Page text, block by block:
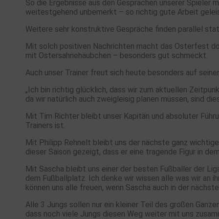
So die Ergebnisse aus den Gesprächen unserer
weitestgehend unbemerkt – so richtig gute Arbeit
Weitere sehr konstruktive Gespräche finden parallel
Mit solch positiven Nachrichten macht das Osterfest
mit Ostersahnehäubchen – besonders gut schmeckt.
Auch unser Trainer freut sich heute besonders auf
„Ich bin richtig glücklich, dass wir zum aktuellen
da wir natürlich auch zweigleisig planen müssen, sind
Mit Tim Richter bleibt unser Kapitän und absoluter
Trainers ist.
Mit Philipp Rehnelt bleibt uns der nächste ganz
dieser Saison gezeigt, dass er eine tragende Figur in
Mit Sascha bleibt uns einer der besten Fußballer der
dem Fußballplatz. Ich denke wir wissen alle was wir an
können uns alle freuen, wenn Sascha auch in der
Alle 3 Jungs sollen nur ein kleiner Teil des großen
dass noch viele Jungs diesen Weg weiter mit uns